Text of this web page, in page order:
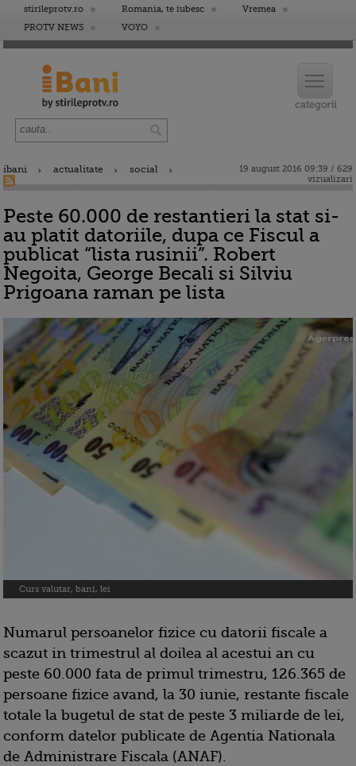
stirileprotv.ro Romania, te iubesc
Vremea
PROTV NEWS
VOYO
ibani actualitate social
19 august 2016 09:39 / 629
vizualizari
Peste 60.000 de restantieri la stat si-
au platit datoriile, dupa ce Fiscul a
publicat “lista rusinii”. Robert
Negoita, George Becali si Silviu
Prigoana raman pe lista
Curs valutar, bani, lei
Numarul persoanelor fizice cu datorii fiscale a
scazut in trimestrul al doilea al acestui an cu
peste 60.000 fata de primul trimestru, 126.365 de
persoane fizice avand, la 30 iunie, restante fiscale
totale la bugetul de stat de peste 3 miliarde de lei,
conform datelor publicate de Agentia Nationala
de Administrare Fiscala (ANAF).